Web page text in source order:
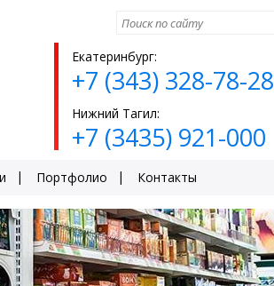
Екатеринбург:
+7 (343) 328-78-28
Нижний Тагил:
+7 (3435) 921-000
Портфолио Контакты